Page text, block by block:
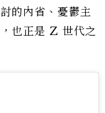
的內省、憂鬱主
也正是 Z 世代之